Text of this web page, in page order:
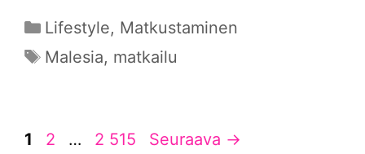
Kategoriat
Lifestyle, Matkustaminen
Avainsanat
Malesia, matkailu
Sivu
1 Sivu
2 … Sivu
2 515 Seuraava →